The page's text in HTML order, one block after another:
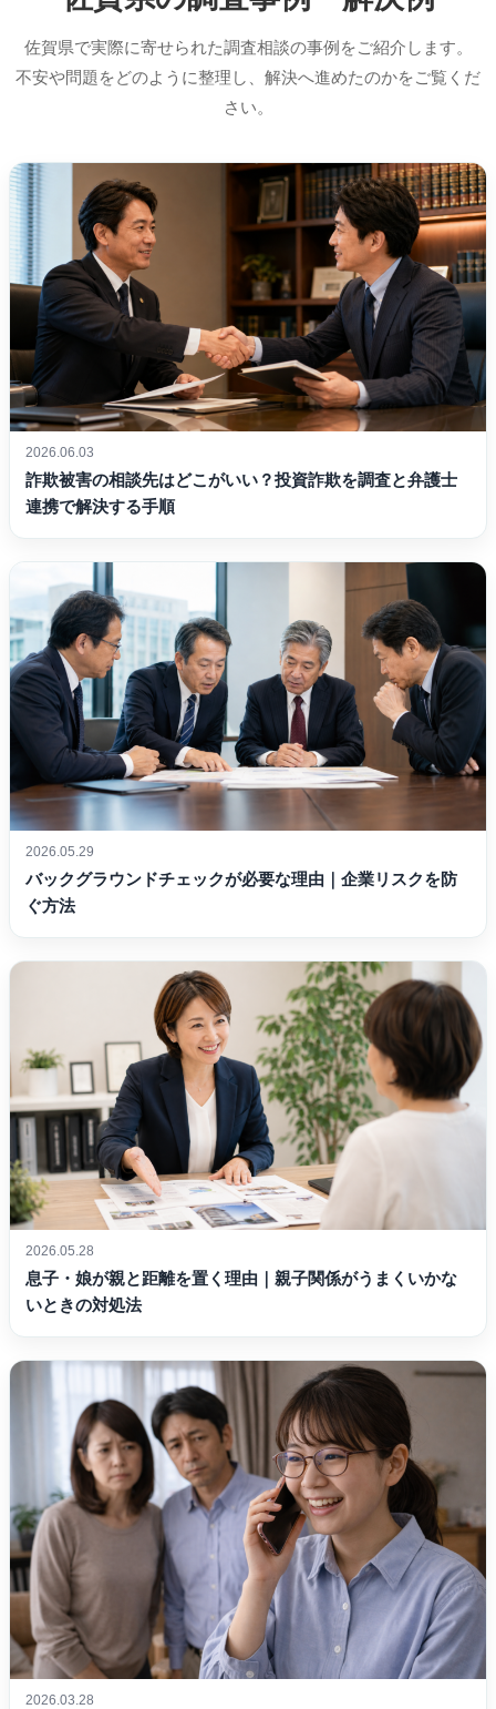
佐賀県で実際に寄せられた調査相談の事例をご紹介します。
不安や問題をどのように整理し、解決へ進めたのかをご覧くだ
さい。
2026.06.03
詐欺被害の相談先はどこがいい？投資詐欺を調査と弁護士
連携で解決する手順
2026.05.29
バックグラウンドチェックが必要な理由｜企業リスクを防
ぐ方法
2026.05.28
息子・娘が親と距離を置く理由｜親子関係がうまくいかな
いときの対処法
2026.03.28